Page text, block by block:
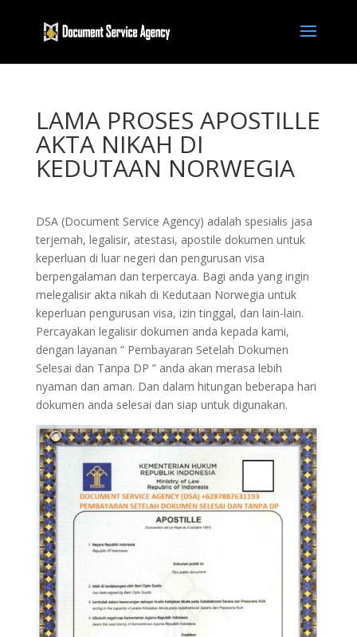
LAMA PROSES APOSTILLE
AKTA NIKAH DI
KEDUTAAN NORWEGIA
DSA (Document Service Agency) adalah spesialis jasa
terjemah, legalisir, atestasi, apostile dokumen untuk
keperluan di luar negeri dan pengurusan visa
berpengalaman dan terpercaya. Bagi anda yang ingin
melegalisir akta nikah di Kedutaan Norwegia untuk
keperluan pengurusan visa, izin tinggal, dan lain-lain.
Percayakan legalisir dokumen anda kepada kami,
dengan layanan ” Pembayaran Setelah Dokumen
Selesai dan Tanpa DP ” anda akan merasa lebih
nyaman dan aman. Dan dalam hitungan beberapa hari
dokumen anda selesai dan siap untuk digunakan.